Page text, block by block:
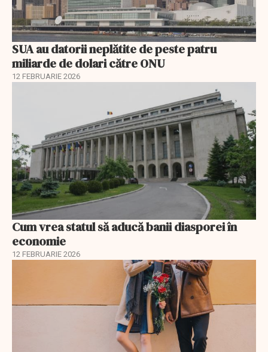
SUA au datorii neplătite de peste patru
miliarde de dolari către ONU
12 FEBRUARIE 2026
Cum vrea statul să aducă banii diasporei în
economie
12 FEBRUARIE 2026